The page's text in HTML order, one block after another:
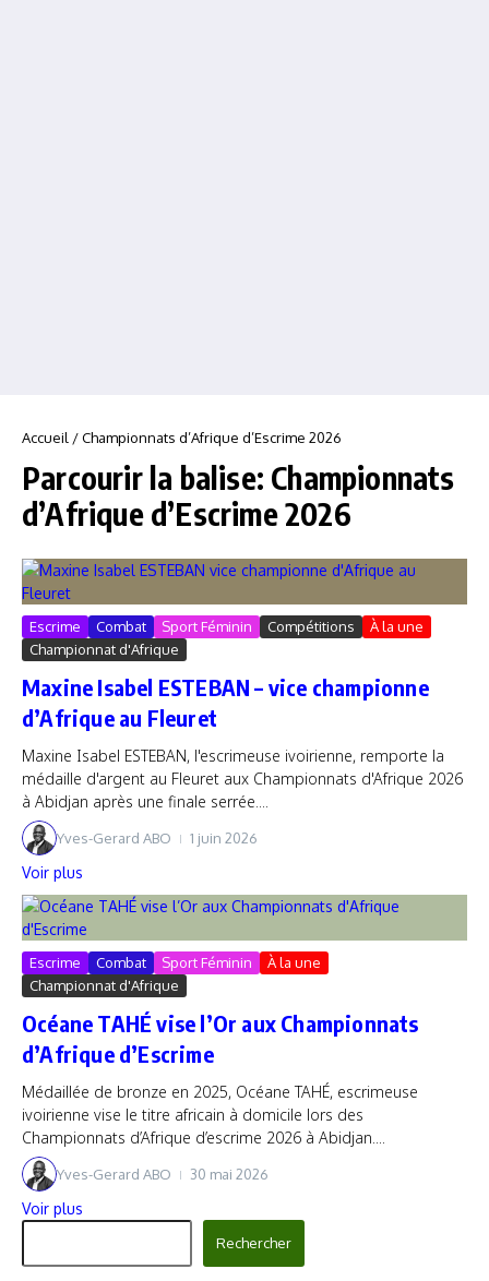
Accueil /Championnats d’Afrique d’Escrime 2026
Parcourir la balise: Championnats
d’Afrique d’Escrime 2026
Escrime Combat Sport Féminin Compétitions
À la une
Championnat d'Afrique
Maxine Isabel ESTEBAN – vice championne
d’Afrique au Fleuret
Maxine Isabel ESTEBAN, l'escrimeuse ivoirienne, remporte la
médaille d'argent au Fleuret aux Championnats d'Afrique 2026
à Abidjan après une finale serrée....
Yves-Gerard ABO 1 juin 2026
Voir plus
Escrime Combat Sport Féminin
À la une
Championnat d'Afrique
Océane TAHÉ vise l’Or aux Championnats
d’Afrique d’Escrime
Médaillée de bronze en 2025, Océane TAHÉ, escrimeuse
ivoirienne vise le titre africain à domicile lors des
Championnats d’Afrique d’escrime 2026 à Abidjan....
Yves-Gerard ABO 30 mai 2026
Voir plus
Rechercher